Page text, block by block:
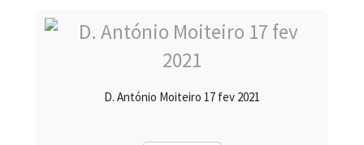
D. António Moiteiro 17 fev 2021